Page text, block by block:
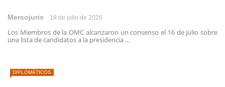
Mercojuris 19 de julio de 2026
Los Miembros de la OMC alcanzaron un consenso el 16 de julio sobre
una lista de candidatos a la presidencia ...
DIPLOMÁTICOS